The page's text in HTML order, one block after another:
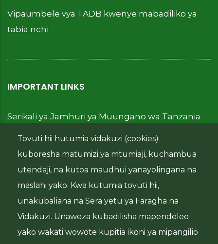
Vipaumbele vya TADB kwenye mabadiliko ya
tabia nchi
IMPORTANT LINKS
Serikali ya Jamhuri ya Muungano wa Tanzania
Wizara ya Fedha
Wizara ya Kilimo
Tovuti hii hutumia vidakuzi (cookies)
kuboresha matumizi ya mtumiaji, kuchambua
utendaji, na kutoa maudhui yanayolingana na
maslahi yako. Kwa kutumia tovuti hii,
unakubaliana na Sera yetu ya Faragha na
Vidakuzi. Unaweza kubadilisha mapendeleo
yako wakati wowote kupitia ikoni ya mipangilio